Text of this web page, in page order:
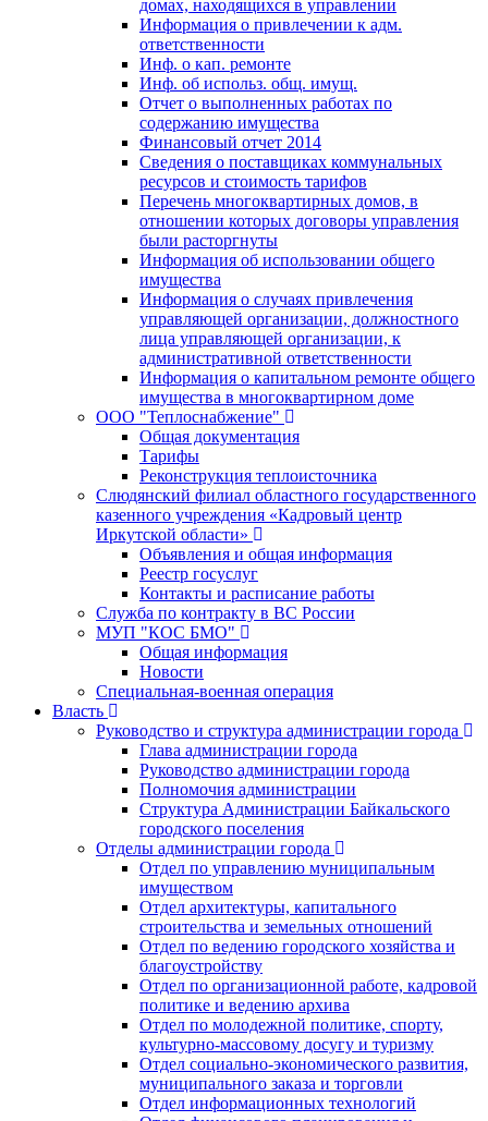
домах, находящихся в управлении
Информация о привлечении к адм.
ответственности
Инф. о кап. ремонте
Инф. об использ. общ. имущ.
Отчет о выполненных работах по
содержанию имущества
Финансовый отчет 2014
Сведения о поставщиках коммунальных
ресурсов и стоимость тарифов
Перечень многоквартирных домов, в
отношении которых договоры управления
были расторгнуты
Информация об использовании общего
имущества
Информация о случаях привлечения
управляющей организации, должностного
лица управляющей организации, к
административной ответственности
Информация о капитальном ремонте общего
имущества в многоквартирном доме
ООО "Теплоснабжение"
Общая документация
Тарифы
Реконструкция теплоисточника
Слюдянский филиал областного государственного
казенного учреждения «Кадровый центр
Иркутской области»
Объявления и общая информация
Реестр госуслуг
Контакты и расписание работы
Служба по контракту в ВС России
МУП "КОС БМО"
Общая информация
Новости
Специальная-военная операция
Власть
Руководство и структура администрации города
Глава администрации города
Руководство администрации города
Полномочия администрации
Структура Администрации Байкальского
городского поселения
Отделы администрации города
Отдел по управлению муниципальным
имуществом
Отдел архитектуры, капитального
строительства и земельных отношений
Отдел по ведению городского хозяйства и
благоустройству
Отдел по организационной работе, кадровой
политике и ведению архива
Отдел по молодежной политике, спорту,
культурно-массовому досугу и туризму
Отдел социально-экономического развития,
муниципального заказа и торговли
Отдел информационных технологий